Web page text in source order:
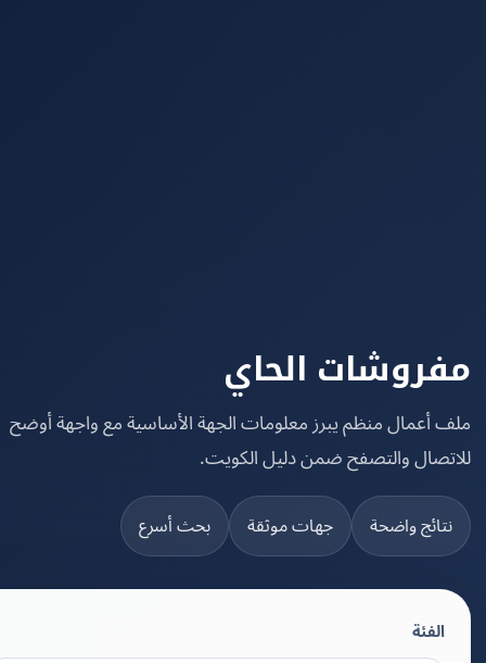
الحاي
منظم يبرز معلومات الجهة الأساسية مع واجهة أوضح
والتصفح ضمن دليل الكويت.
واضحة جهات موثقة بحث أسرع